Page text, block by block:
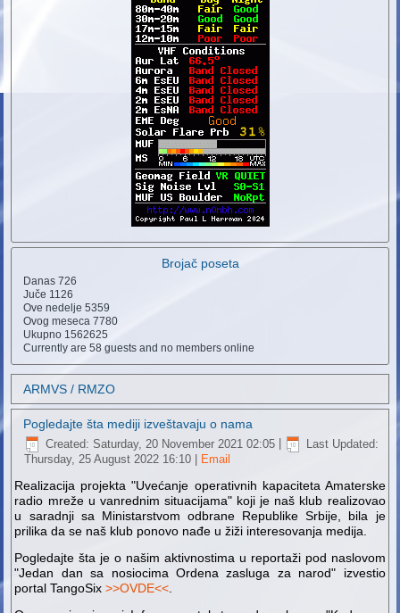
Brojač poseta
Danas726
Juče 1126
Ove nedelje5359
Ovog meseca7780
Ukupno 1562625
Currently are 58 guests and no members online
ARMVS / RMZO
Pogledajte šta mediji izveštavaju o nama
Created: Saturday, 20 November 2021 02:05
Last Updated:
Thursday, 25 August 2022 16:10
Email
Realizacija projekta "Uvećanje operativnih kapaciteta Amaterske
radio mreže u vanrednim situacijama" koji je naš klub realizovao
u saradnji sa Ministarstvom odbrane Republike Srbije, bila je
prilika da se naš klub ponovo nađe u žiži interesovanja medija.
Pogledajte šta je o našim aktivnostima u reportaži pod naslovom
"Jedan dan sa nosiocima Ordena zasluga za narod" izvestio
portal TangoSix>>OVDE<<.